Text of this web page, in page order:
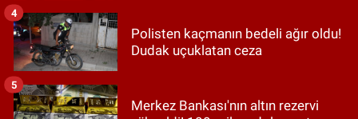
Polisten kaçmanın bedeli ağır oldu!
Dudak uçuklatan ceza
4
Merkez Bankası'nın altın rezervi
5